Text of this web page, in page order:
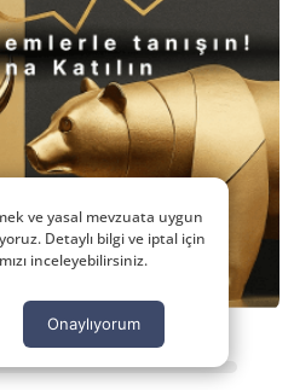
ve yasal mevzuata uygun
Detaylı bilgi ve iptal için
inceleyebilirsiniz.
Onaylıyorum